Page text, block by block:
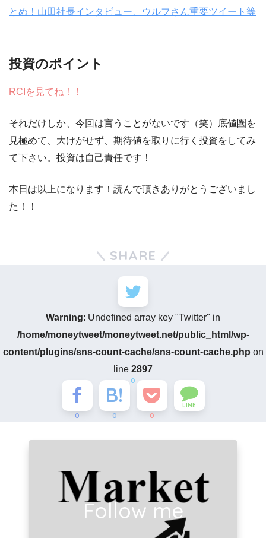
とめ！山田社長インタビュー、ウルフさん重要ツイート等
投資のポイント
RCIを見てね！！
それだけしか、今回は言うことがないです（笑）底値圏を
見極めて、大けがせず、期待値を取りに行く投資をしてみ
て下さい。投資は自己責任です！
本日は以上になります！読んで頂きありがとうございまし
た！！
SHARE
Warning: Undefined array key "Twitter" in
/home/moneytweet/moneytweet.net/public_html/wp-
content/plugins/sns-count-cache/sns-count-cache.php on
line 2897
0
0 0 0
LINE
Follow me